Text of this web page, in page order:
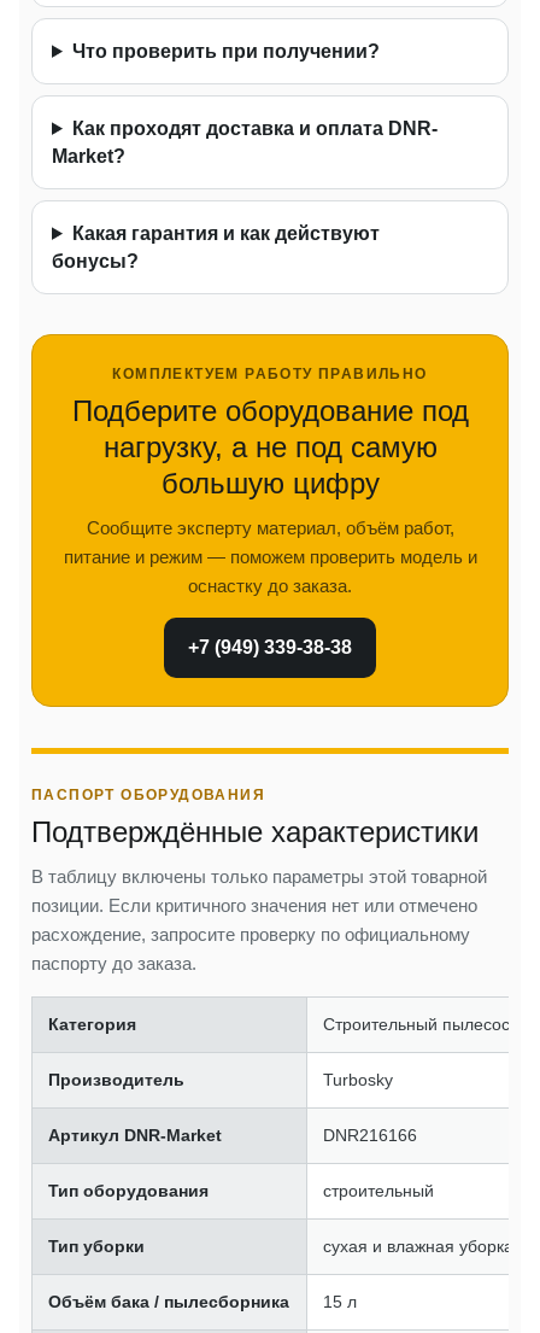
Что проверить при получении?
Как проходят доставка и оплата DNR-
Market?
Какая гарантия и как действуют
бонусы?
КОМПЛЕКТУЕМ РАБОТУ ПРАВИЛЬНО
Подберите оборудование под
нагрузку, а не под самую
большую цифру
Сообщите эксперту материал, объём работ,
питание и режим — поможем проверить модель и
оснастку до заказа.
+7 (949) 339-38-38
ПАСПОРТ ОБОРУДОВАНИЯ
Подтверждённые характеристики
В таблицу включены только параметры этой товарной
позиции. Если критичного значения нет или отмечено
расхождение, запросите проверку по официальному
паспорту до заказа.
Категория Строительный пылесос
Производитель Turbosky
Артикул DNR-Market DNR216166
Тип оборудования строительный
Тип уборки сухая и влажная уборка
Объём бака / пылесборника 15 л